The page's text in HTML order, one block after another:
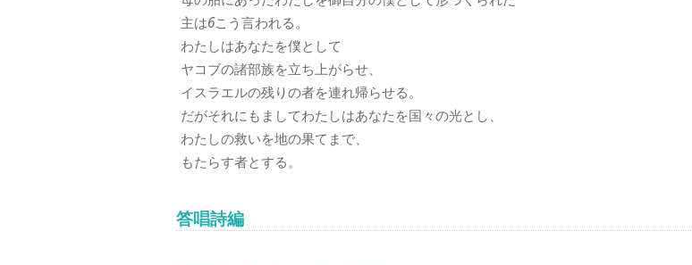
主は6こう言われる。
わたしはあなたを僕として
ヤコブの諸部族を立ち上がらせ、
イスラエルの残りの者を連れ帰らせる。
だがそれにもましてわたしはあなたを国々の光とし、
わたしの救いを地の果てまで、
もたらす者とする。
答唱詩編